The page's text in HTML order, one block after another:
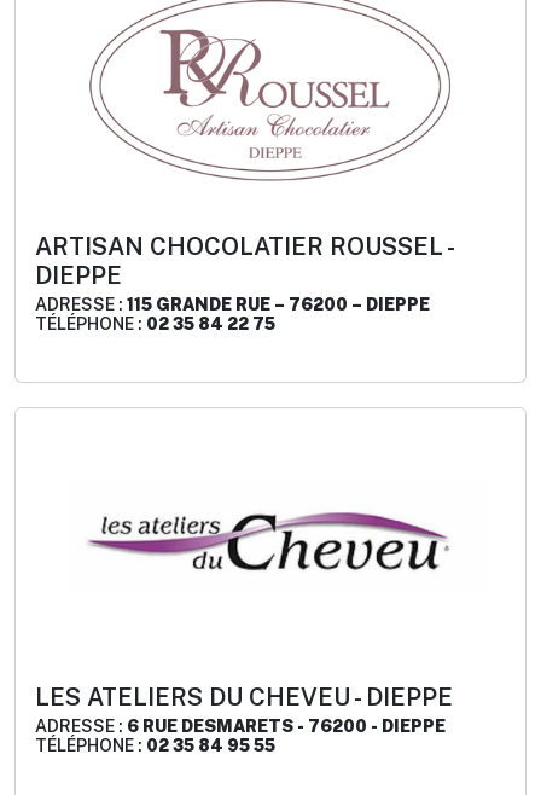
ARTISAN CHOCOLATIER ROUSSEL -
DIEPPE
ADRESSE : 115 GRANDE RUE – 76200 – DIEPPE
TÉLÉPHONE : 02 35 84 22 75
LES ATELIERS DU CHEVEU - DIEPPE
ADRESSE : 6 RUE DESMARETS - 76200 - DIEPPE
TÉLÉPHONE : 02 35 84 95 55